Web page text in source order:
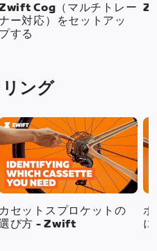
Cog（マルチトレー
ー対応）をセットアッ
プする
ング
カセットスプロケットの
び方 - Zwift
ホ